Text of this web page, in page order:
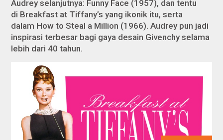
Audrey selanjutnya: Funny Face (1957), dan tentu
di Breakfast at Tiffany’s yang ikonik itu, serta
dalam How to Steal a Million (1966). Audrey pun jadi
inspirasi terbesar bagi gaya desain Givenchy selama
lebih dari 40 tahun.